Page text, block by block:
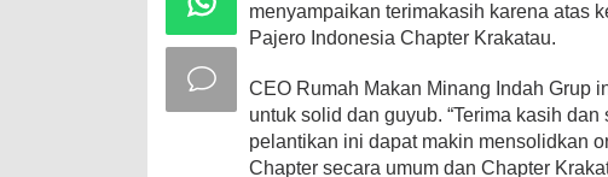
menyampaikan terimakasih karena atas
Pajero Indonesia Chapter Krakatau.
CEO Rumah Makan Minang Indah Grup
untuk solid dan guyub. “Terima kasih
pelantikan ini dapat makin mensolidkan
Chapter secara umum dan Chapter